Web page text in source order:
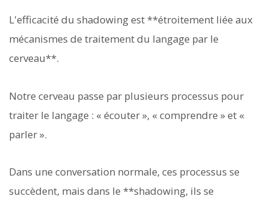
L'efficacité du shadowing est **étroitement liée aux
mécanismes de traitement du langage par le
cerveau**.
Notre cerveau passe par plusieurs processus pour
traiter le langage : « écouter », « comprendre » et «
parler ».
Dans une conversation normale, ces processus se
succèdent, mais dans le **shadowing, ils se